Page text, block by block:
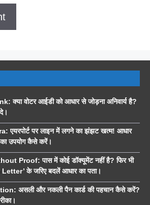
वोटर आईडी को आधार से जोड़ना अनिवार्य है?
पर लाइन में लगने का झंझट खत्म! आधार
उपयोग कैसे करें।
Proof: पास में कोई डॉक्यूमेंट नहीं है? फिर भी
के जरिए बदलें आधार का पता।
असली और नकली पैन कार्ड की पहचान कैसे करें?